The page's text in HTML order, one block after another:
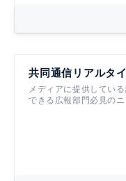
共同通信リアルタ
メディアに提供してい
できる広報部門必見の